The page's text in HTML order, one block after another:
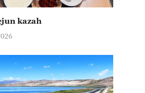
măsură ce iarna se instalează,
și arămiu. Turiștii se plimbă cu
kazah